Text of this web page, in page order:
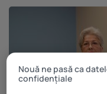
Nouă ne pasă ca
confidențiale